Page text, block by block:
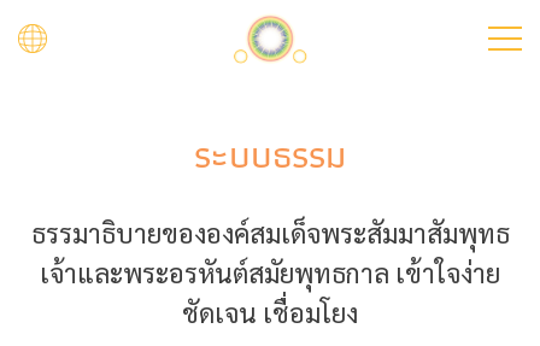
ระบบธรรม
ธรรมาธิบายขององค์สมเด็จพระสัมมาสัมพุทธ
เจ้าและพระอรหันต์สมัยพุทธกาล เข้าใจง่าย
ชัดเจน เชื่อมโยง